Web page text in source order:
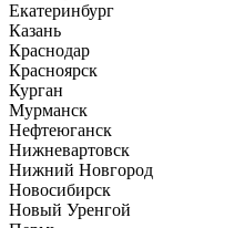
Екатеринбург
Казань
Краснодар
Красноярск
Курган
Мурманск
Нефтеюганск
Нижневартовск
Нижний Новгород
Новосибирск
Новый Уренгой